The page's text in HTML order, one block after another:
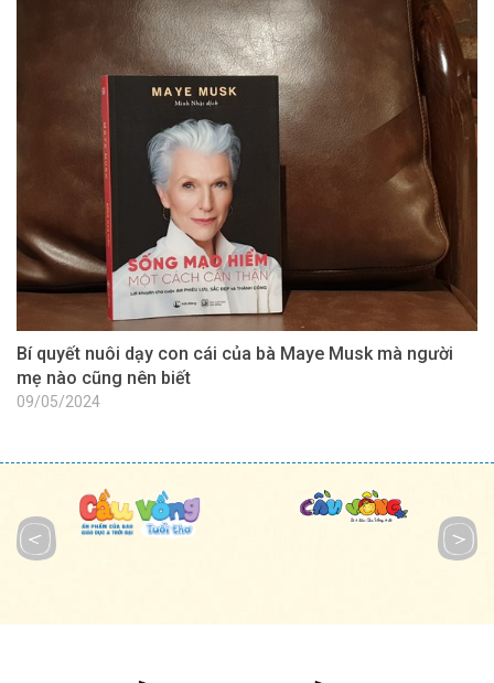
Bí quyết nuôi dạy con cái của bà Maye Musk mà người
mẹ nào cũng nên biết
09/05/2024